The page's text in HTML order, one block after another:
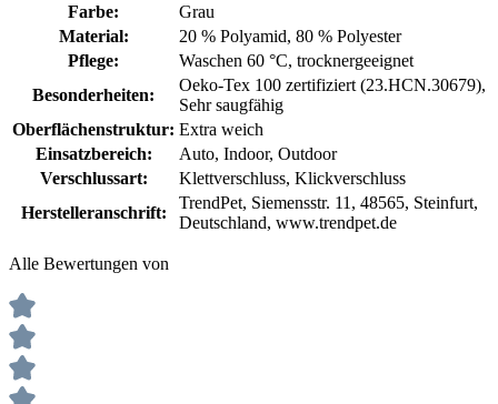
Farbe:
Grau
Material:
20 % Polyamid, 80 % Polyester
Pflege:
Waschen 60 °C, trocknergeeignet
Besonderheiten:
Oeko-Tex 100 zertifiziert (23.HCN.30679),
Sehr saugfähig
Oberflächenstruktur: Extra weich
Einsatzbereich:
Auto, Indoor, Outdoor
Verschlussart:
Klettverschluss, Klickverschluss
Herstelleranschrift:
TrendPet, Siemensstr. 11, 48565, Steinfurt,
Deutschland, www.trendpet.de
Alle Bewertungen von